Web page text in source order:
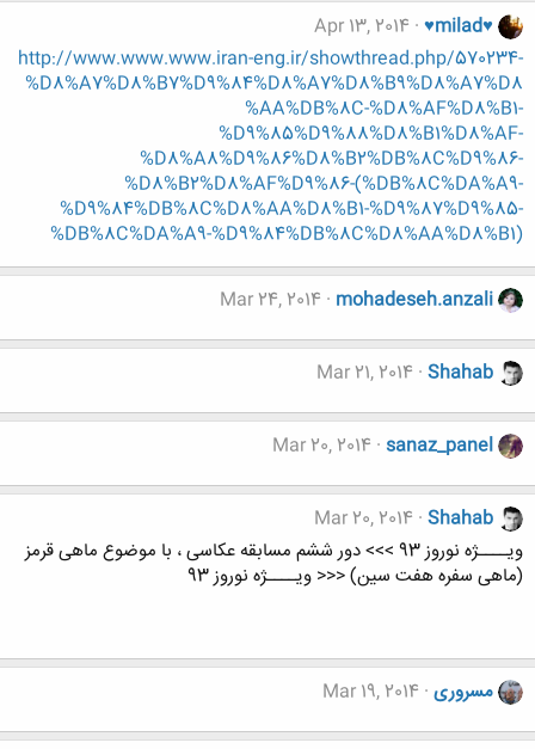
♥milad♥
Apr 13, 2014
http://www.www.www.iran-eng.ir/showthread.php/570234-
%D8%A7%D8%B7%D9%84%D8%A7%D8%B9%D8%A7%D8
%AA%DB%8C-%D8%AF%D8%B1-
%D9%85%D9%88%D8%B1%D8%AF-
%D8%A8%D9%86%D8%B2%DB%8C%D9%86-
%D8%B2%D8%AF%D9%86-(%DB%8C%DA%A9-
%D9%84%DB%8C%D8%AA%D8%B1-%D9%87%D9%85-
%DB%8C%DA%A9-%D9%84%DB%8C%D8%AA%D8%B1)
mohadeseh.anzali
Mar 24, 2014
Shahab
Mar 21, 2014
sanaz_panel
Mar 20, 2014
Shahab
Mar 20, 2014
ویــــژه نوروز 93 >>> دور ششم مسابقه عکاسی ، با موضوع ماهی قرمز
(ماهی سفره هفت سین) <<< ویــــژه نوروز 93
مسروری Mar 19, 2014